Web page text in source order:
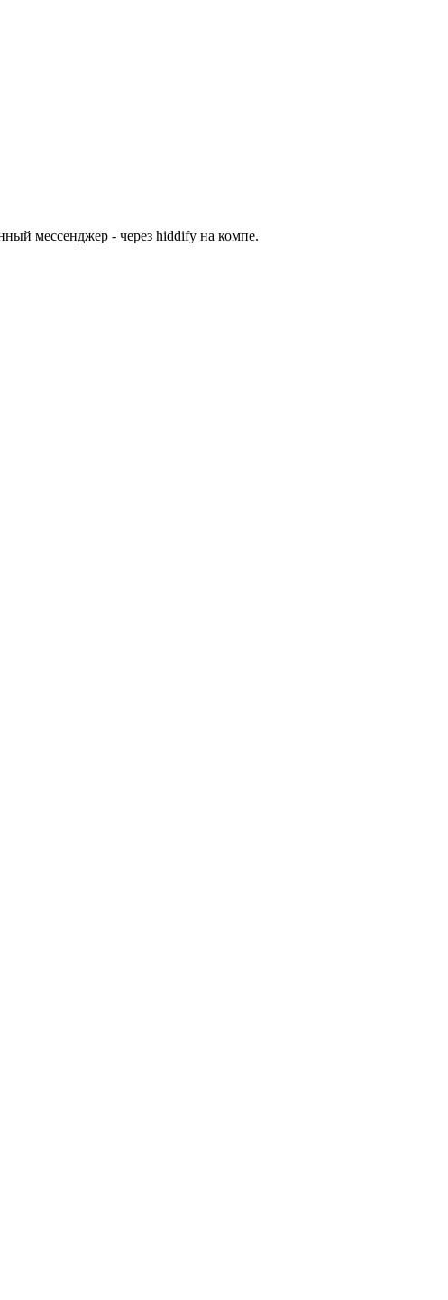
мессенджер - через hiddify на компе.